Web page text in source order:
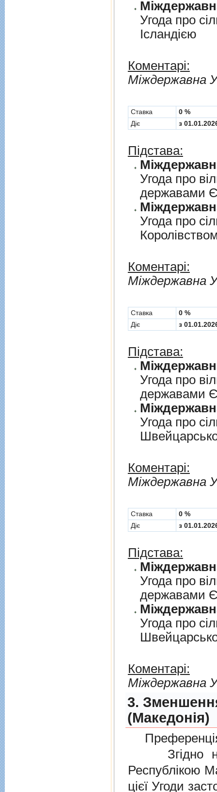
Угода про
Iсландiєю
Коментарі:
Мiждержавна
Cтавка
0 %
Діє
з
Підстава:
Угода про
державами
Угода про
Коментарі:
Мiждержавна
Cтавка
0 %
Діє
з
Підстава:
Угода про
державами
Угода про
Коментарі:
Мiждержавна
Cтавка
0 %
Діє
з
Підстава:
Угода про
державами
Угода про
Коментарі:
Мiждержавна
3.
(Македонія)
Згідно
Республікою
цієї Угоди